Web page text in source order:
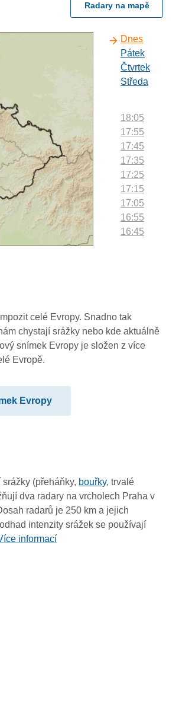
Radary na mapě
Dnes
Pátek
Čtvrtek
Středa
18:05
17:55
17:45
17:35
17:25
17:15
17:05
16:55
16:45
15:45
15:35
15:25
13:45
13:35
13:25
13:15
celé Evropy. Snadno tak
chystají srážky nebo kde aktuálně
snímek Evropy je složen z více
Evropě.
Evropy
(přeháňky, bouřky, trvalé
dva radary na vrcholech Praha v
radarů je 250 km a jejich
intenzity srážek se používají
informací